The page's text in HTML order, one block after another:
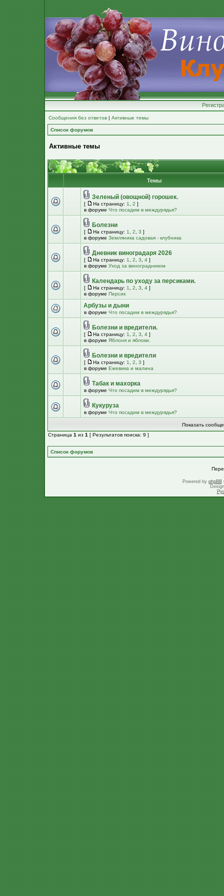
Сообщения без ответов | Активные темы
Список форумов
Активные темы
Темы
Зеленый (овощной) горошек.
[ На страницу: 1 2 ]
в форуме Что посадим в междурядья?
Болезни
[ На страницу: 1 2 3 ]
в форуме Земляника садовая - клубника
Дневник виноградаря 2026
[ На страницу: 1 2 3 4 ]
в форуме Уход за виноградником
Календарь по уходу за персиками.
[ На страницу: 1 2 3 4 ]
в форуме Персик
Арбузы и дыни
в форуме Что посадим в междурядья?
Болезни и вредители.
[ На страницу: 1 2 3 4 ]
в форуме Яблоня и яблоки.
Болезни и вредители
[ На страницу: 1 2 3 ]
в форуме Ежевика и малина
Табак и махорка
в форуме Что посадим в междурядья?
Кукуруза
в форуме Что посадим в междурядья?
Показать
Страница 1 из 1 [ Результатов поиска: 9 ]
Список форумов
Powered by phpBB